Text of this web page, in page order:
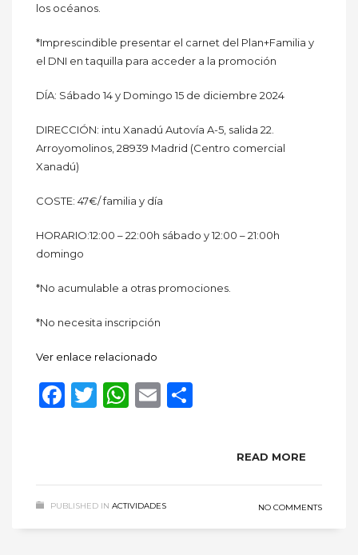
los océanos.
*Imprescindible presentar el carnet del Plan+Familia y
el DNI en taquilla para acceder a la promoción
DÍA: Sábado 14 y Domingo 15 de diciembre 2024
DIRECCIÓN: intu Xanadú Autovía A-5, salida 22.
Arroyomolinos, 28939 Madrid (Centro comercial
Xanadú)
COSTE: 47€/ familia y día
HORARIO:12:00 – 22:00h sábado y 12:00 – 21:00h
domingo
*No acumulable a otras promociones.
*No necesita inscripción
Ver enlace relacionado
Facebook
Twitter
WhatsApp
Email
READ MORE
PUBLISHED IN ACTIVIDADES NO COMMENTS